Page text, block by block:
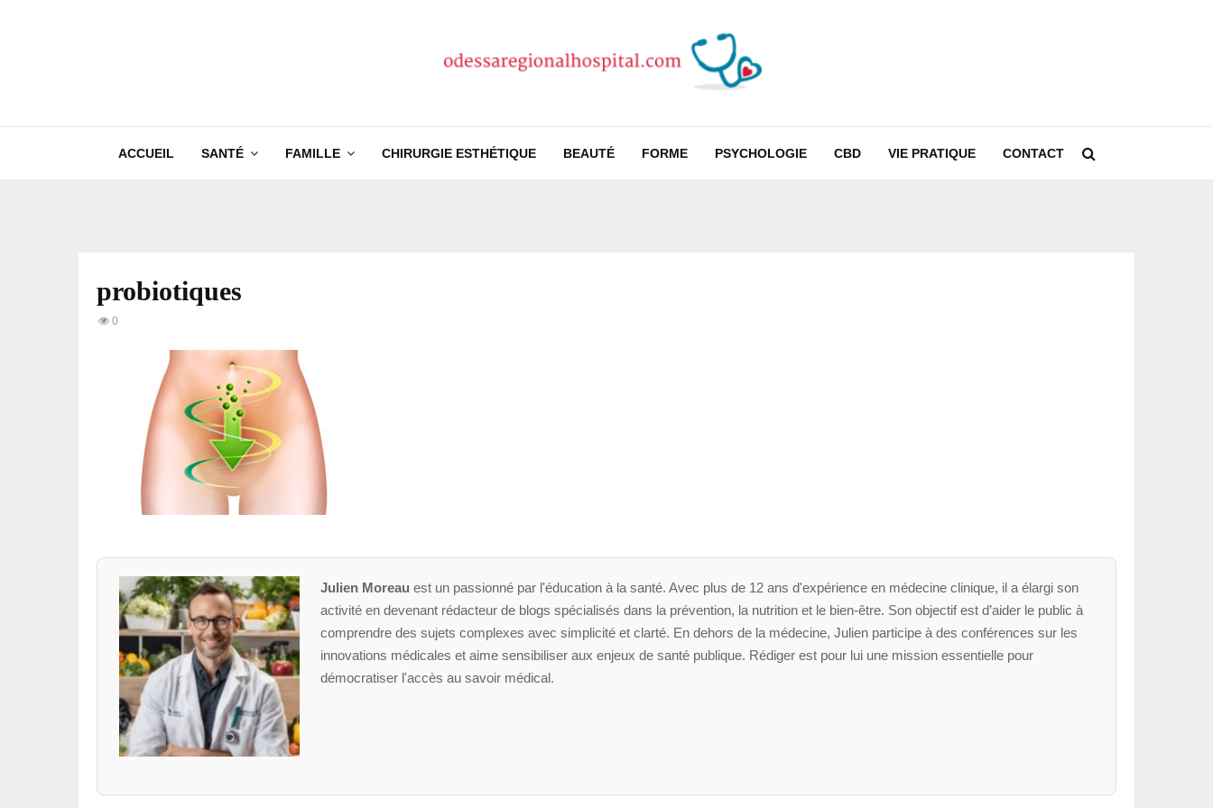
ACCUEIL SANTÉ FAMILLE CHIRURGIE ESTHÉTIQUE BEAUTÉ FORME PSYCHOLOGIE CBD VIE PRATIQUE CONTACT
probiotiques
0
Julien Moreau est un passionné par l'éducation à la santé. Avec plus de 12 ans d'expérience en médecine clinique, il a élargi son
activité en devenant rédacteur de blogs spécialisés dans la prévention, la nutrition et le bien-être. Son objectif est d’aider le public à
comprendre des sujets complexes avec simplicité et clarté. En dehors de la médecine, Julien participe à des conférences sur les
innovations médicales et aime sensibiliser aux enjeux de santé publique. Rédiger est pour lui une mission essentielle pour
démocratiser l'accès au savoir médical.